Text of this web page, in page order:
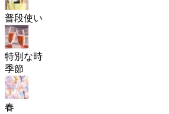
普段使い
特別な時
季節
春